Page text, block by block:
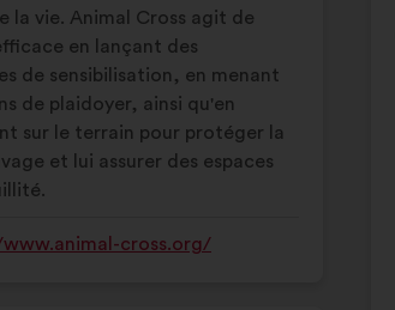
la vie. Animal Cross agit de
en lançant des
de sensibilisation, en menant
de plaidoyer, ainsi qu'en
sur le terrain pour protéger la
et lui assurer des espaces
cross.org/